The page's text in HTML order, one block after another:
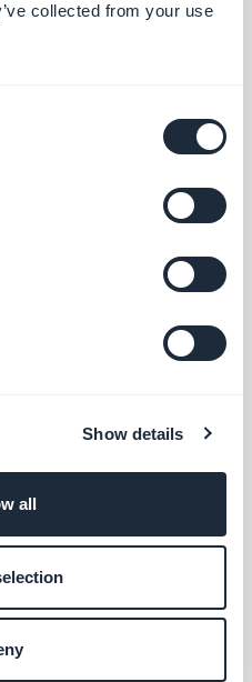
collected from your use
Show details
all
ao seu app
marketing de forma